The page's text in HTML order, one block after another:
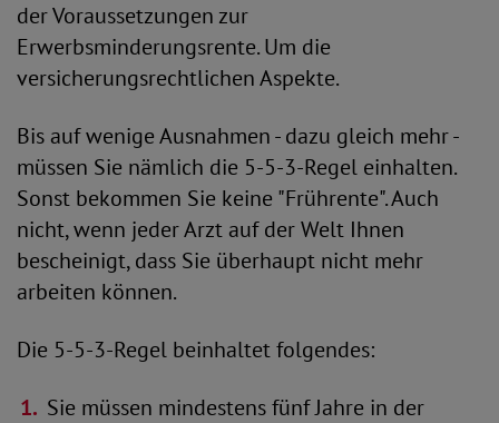
der Voraussetzungen zur
Erwerbsminderungsrente. Um die
versicherungsrechtlichen Aspekte.
Bis auf wenige Ausnahmen - dazu gleich mehr -
müssen Sie nämlich die 5-5-3-Regel einhalten.
Sonst bekommen Sie keine "Frührente". Auch
nicht, wenn jeder Arzt auf der Welt Ihnen
bescheinigt, dass Sie überhaupt nicht mehr
arbeiten können.
Die 5-5-3-Regel beinhaltet folgendes:
Sie müssen mindestens fünf Jahre in der